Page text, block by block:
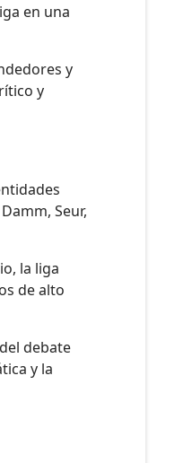
en una
y
y
Seur,
la liga
de alto
debate
y la